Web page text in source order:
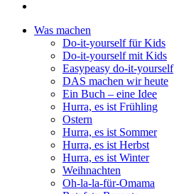
Was machen
Do-it-yourself für Kids
Do-it-yourself mit Kids
Easypeasy do-it-yourself
DAS machen wir heute
Ein Buch – eine Idee
Hurra, es ist Frühling
Ostern
Hurra, es ist Sommer
Hurra, es ist Herbst
Hurra, es ist Winter
Weihnachten
Oh-la-la-für-Omama